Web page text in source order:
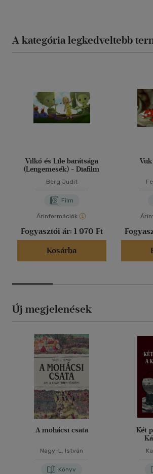
A kategória legkedveltebb
Vilkó és Lile barátsága
(Lengemesék) - Diafilm
Berg Judit
Film
Árinformációk
Fogyasztói ár: 1 970 Ft
Kosárba
Új megjelenések
A mohácsi csata
Nagy-L. István
Könyv
Két